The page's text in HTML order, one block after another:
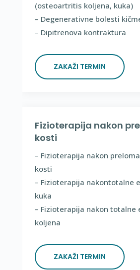
(osteoartritis koljena, kuka)
– Degenerativne bolesti
– Dipitrenova kontraktura
ZAKAŽI TERMIN
Fizioterapija nakon
kosti
– Fizioterapija nakon
kosti
– Fizioterapija nakontotalne
kuka
– Fizioterapija nakon totalne
koljena
ZAKAŽI TERMIN